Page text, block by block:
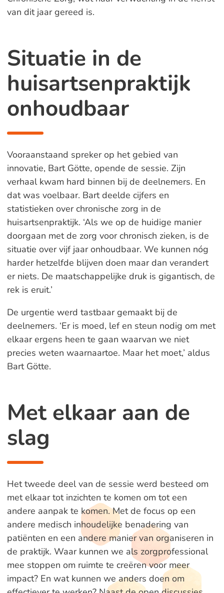
van dit jaar gereed is.
Situatie in de
huisartsenpraktijk
onhoudbaar
Vooraanstaand spreker op het gebied van
innovatie, Bart Götte, opende de sessie. Zijn
verhaal kwam hard binnen bij de deelnemers. En
dat was voelbaar. Bart deelde cijfers en
statistieken over chronische zorg in de
huisartsenpraktijk. ‘Als we op de huidige manier
doorgaan met de zorg voor chronisch zieken, is de
situatie over vijf jaar onhoudbaar. We kunnen nóg
harder hetzelfde blijven doen maar dan verandert
er niets. De maatschappelijke druk is gigantisch, de
rek is eruit.’
De urgentie werd tastbaar gemaakt bij de
deelnemers. ‘Er is moed, lef en steun nodig om met
elkaar ergens heen te gaan waarvan we niet
precies weten waarnaartoe. Maar het moet,’ aldus
Bart Götte.
Met elkaar aan de
slag
Het tweede deel van de sessie werd besteed om
met elkaar tot inzichten te komen om tot een
andere aanpak te komen. Met de focus op een
andere medisch inhoudelijke benadering van
patiënten en een andere manier van organiseren in
de praktijk. Waar kunnen we als zorgprofessional
mee stoppen om ruimte te creëren voor meer
impact? En wat kunnen we anders doen om